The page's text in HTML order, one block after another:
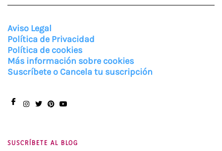
Aviso Legal
Política de Privacidad
Política de cookies
Más información sobre cookies
Suscríbete o Cancela tu suscripción
SUSCRÍBETE AL BLOG